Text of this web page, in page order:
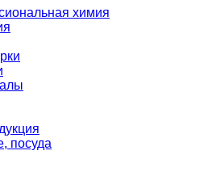
химия
посуда